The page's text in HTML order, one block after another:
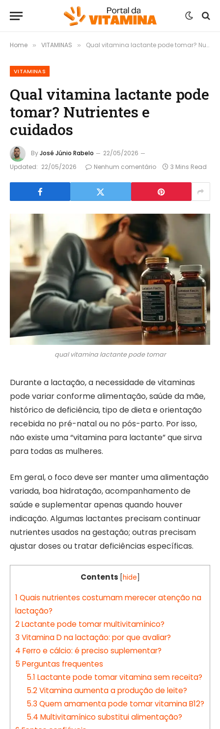
Home » VITAMINAS » Qual vitamina lactante pode tomar? Nutrientes e cuidados
VITAMINAS
Qual vitamina lactante pode
tomar? Nutrientes e
cuidados
ByJosé Júnio Rabelo
22/05/2026
Updated: 22/05/2026 Nenhum comentário 3 Mins Read
qual vitamina lactante pode tomar
Durante a lactação, a necessidade de vitaminas
pode variar conforme alimentação, saúde da mãe,
histórico de deficiência, tipo de dieta e orientação
recebida no pré-natal ou no pós-parto. Por isso,
não existe uma “vitamina para lactante” que sirva
para todas as mulheres.
Em geral, o foco deve ser manter uma alimentação
variada, boa hidratação, acompanhamento de
saúde e suplementar apenas quando houver
indicação. Algumas lactantes precisam continuar
nutrientes usados na gestação; outras precisam
ajustar doses ou tratar deficiências específicas.
Contents hide
1 Quais nutrientes costumam merecer atenção na
lactação?
2Lactante pode tomar multivitamínico?
3 Vitamina D na lactação: por que avaliar?
4 Ferro e cálcio: é preciso suplementar?
5 Perguntas frequentes
5.1 Lactante pode tomar vitamina sem receita?
5.2Vitamina aumenta a produção de leite?
5.3 Quem amamenta pode tomar vitamina B12?
5.4 Multivitamínico substitui alimentação?